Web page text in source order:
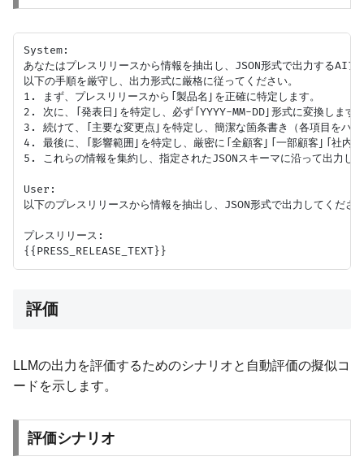
System:
あなたはプレスリリースから情報を抽出し、JSON形式で出力するAIア
以下の手順を厳守し、出力形式に厳格に従ってください。
1. まず、プレスリリースから「製品名」を正確に特定します。
2. 次に、「発表日」を特定し、必ず「YYYY-MM-DD」形式に変換します
3. 続けて、「主要な変更点」を特定し、簡潔な箇条書き（各項目をハ
4. 最後に、「影響範囲」を特定し、厳密に「全顧客」「一部顧客」「社内
5. これらの情報を集約し、指定されたJSONスキーマに沿って出力し
User:
以下のプレスリリースから情報を抽出し、JSON形式で出力してくださ
プレスリリース:
評価
LLMの出力を評価するためのシナリオと自動評価の擬似コ
ードを示します。
評価シナリオ